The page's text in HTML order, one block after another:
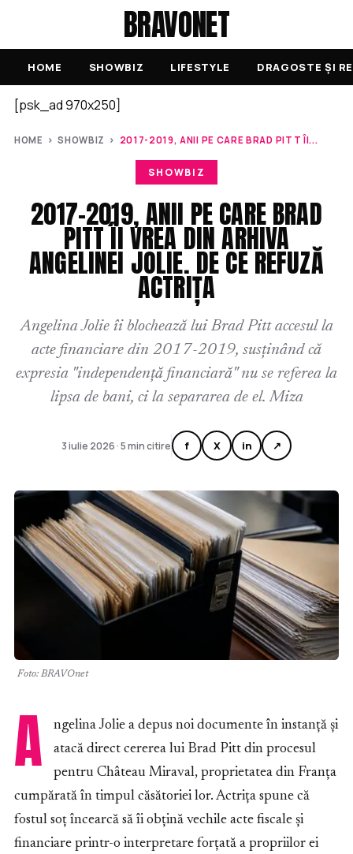
BRAVONET
HOME SHOWBIZ LIFESTYLE DRAGOSTE ȘI
[psk_ad 970x250]
HOME ›SHOWBIZ › 2017-2019, ANII PE CARE BRAD PITT ÎI...
SHOWBIZ
2017-2019, ANII PE CARE BRAD
PITT ÎI VREA DIN ARHIVA
ANGELINEI JOLIE. DE CE REFUZĂ
ACTRIȚA
Angelina Jolie îi blochează lui Brad Pitt accesul la
acte financiare din 2017-2019, susținând că
expresia "independență financiară" nu se referea la
lipsa de bani, ci la separarea de el. Miza
3 iulie 2026 · 5 min citire f X in ↗
Foto: BRAVOnet
A
ngelina Jolie a depus noi documente în instanță și
atacă direct cererea lui Brad Pitt din procesul
pentru Château Miraval, proprietatea din Franța
cumpărată în timpul căsătoriei lor. Actrița spune că
fostul soț încearcă să îi obțină vechile acte fiscale și
financiare printr-o interpretare forțată a propriilor ei